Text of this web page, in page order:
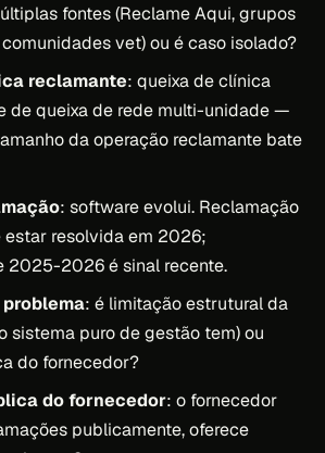
fontes (Reclame Aqui, grupos
vet) ou é caso isolado?
reclamante: queixa de clínica
de queixa de rede multi-unidade —
da operação reclamante bate
: software evolui. Reclamação
resolvida em 2026;
2025-2026 é sinal recente.
: é limitação estrutural da
sistema puro de gestão tem) ou
do fornecedor?
do fornecedor: o fornecedor
publicamente, oferece